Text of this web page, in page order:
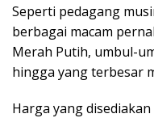
Seperti pedagang
berbagai macam
Merah Putih, umbul-
hingga yang terbesar
Harga yang